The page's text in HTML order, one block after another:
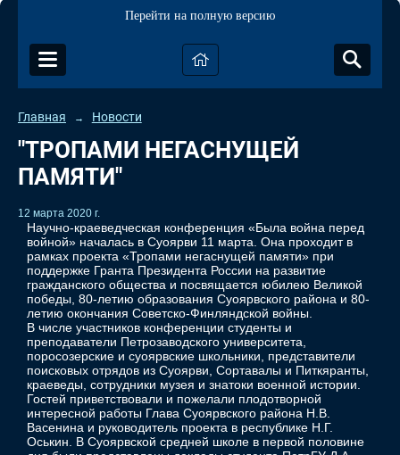
Перейти на полную версию
Главная → Новости
"ТРОПАМИ НЕГАСНУЩЕЙ
ПАМЯТИ"
12 марта 2020 г.
Научно-краеведческая конференция «Была война перед
войной» началась в Суоярви 11 марта. Она проходит в
рамках проекта «Тропами негаснущей памяти» при
поддержке Гранта Президента России на развитие
гражданского общества и посвящается юбилею Великой
победы, 80-летию образования Суоярвского района и 80-
летию окончания Советско-Финляндской войны.
В числе участников конференции студенты и
преподаватели Петрозаводского университета,
поросозерские и суоярвские школьники, представители
поисковых отрядов из Суоярви, Сортавалы и Питкяранты,
краеведы, сотрудники музея и знатоки военной истории.
Гостей приветствовали и пожелали плодотворной
интересной работы Глава Суоярвского района Н.В.
Васенина и руководитель проекта в республике Н.Г.
Оськин. В Суоярвской средней школе в первой половине